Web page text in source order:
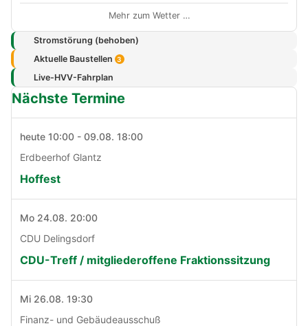
Mehr zum Wetter …
Stromstörung (behoben)
Aktuelle Baustellen 3
Live-HVV-Fahrplan
Nächste Termine
heute 10:00 - 09.08. 18:00
Erdbeerhof Glantz
Hoffest
Mo 24.08. 20:00
CDU Delingsdorf
CDU-Treff / mitgliederoffene Fraktionssitzung
Mi 26.08. 19:30
Finanz- und Gebäudeausschuß